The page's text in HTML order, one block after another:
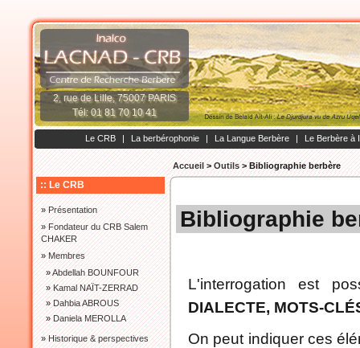
2, rue de Lille, 75007 PARIS
Tél: 01 81 70 10 41
Le CRB | La berbérophonie | La Langue Berbère | Le Berbère à
Accueil>Outils>Bibliographie berbère
:: Le CRB
»Présentation
»Fondateur du CRB Salem
CHAKER
»Membres
»Abdellah BOUNFOUR
»Kamal NAÏT-ZERRAD
»Dahbia ABROUS
»Daniela MEROLLA
»Historique & perspectives
Bibliographie
L'interrogation est
DIALECTE, MOTS-
On peut indiquer ces